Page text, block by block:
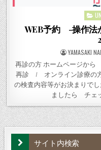
in
WEB予約 -操作法
POSTED
BY
YAMASAKI
再診の方 ホームページ
再診 / オンライン診療の
の検査内容等がお決まりで
ましたら チェ
サイト内検索